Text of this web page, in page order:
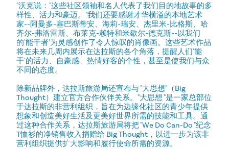
"沃克说："这些社区领袖和名人代表了我们目的地故事的多
样性、活力和豪迈。"我们还要感谢才华横溢的本地艺术
家--阿曼多-塞巴斯蒂安、海莉-瑞安、杰里米-比格斯、哈
齐尔-弗洛雷斯、布莱克-赖特和米歇尔-德克斯--以我们
的'能干者'为灵感创作了令人惊叹的肖像画。这些艺术作品
将在未来几周内展示在达拉斯的各个角落，提醒人们'能
干'的活力、自豪感、热情好客的个性，甚至是使我们与众
不同的态度。
除新品牌外，达拉斯旅游局还宣布与 "大思想"（Big
Thought）建立官方合作伙伴关系。"大思想 "是一家总部位
于达拉斯的非营利组织，旨在为边缘化社区的青少年提供
想象和创造美好生活及更美好世界所需的技能和工具。通
过这种合作关系，达拉斯旅游局将把 "We Do Can-Do "纪念
T恤衫的净销售收入捐赠给 Big Thought，以进一步为该非
营利组织提供扩大影响和履行使命所需的资源。